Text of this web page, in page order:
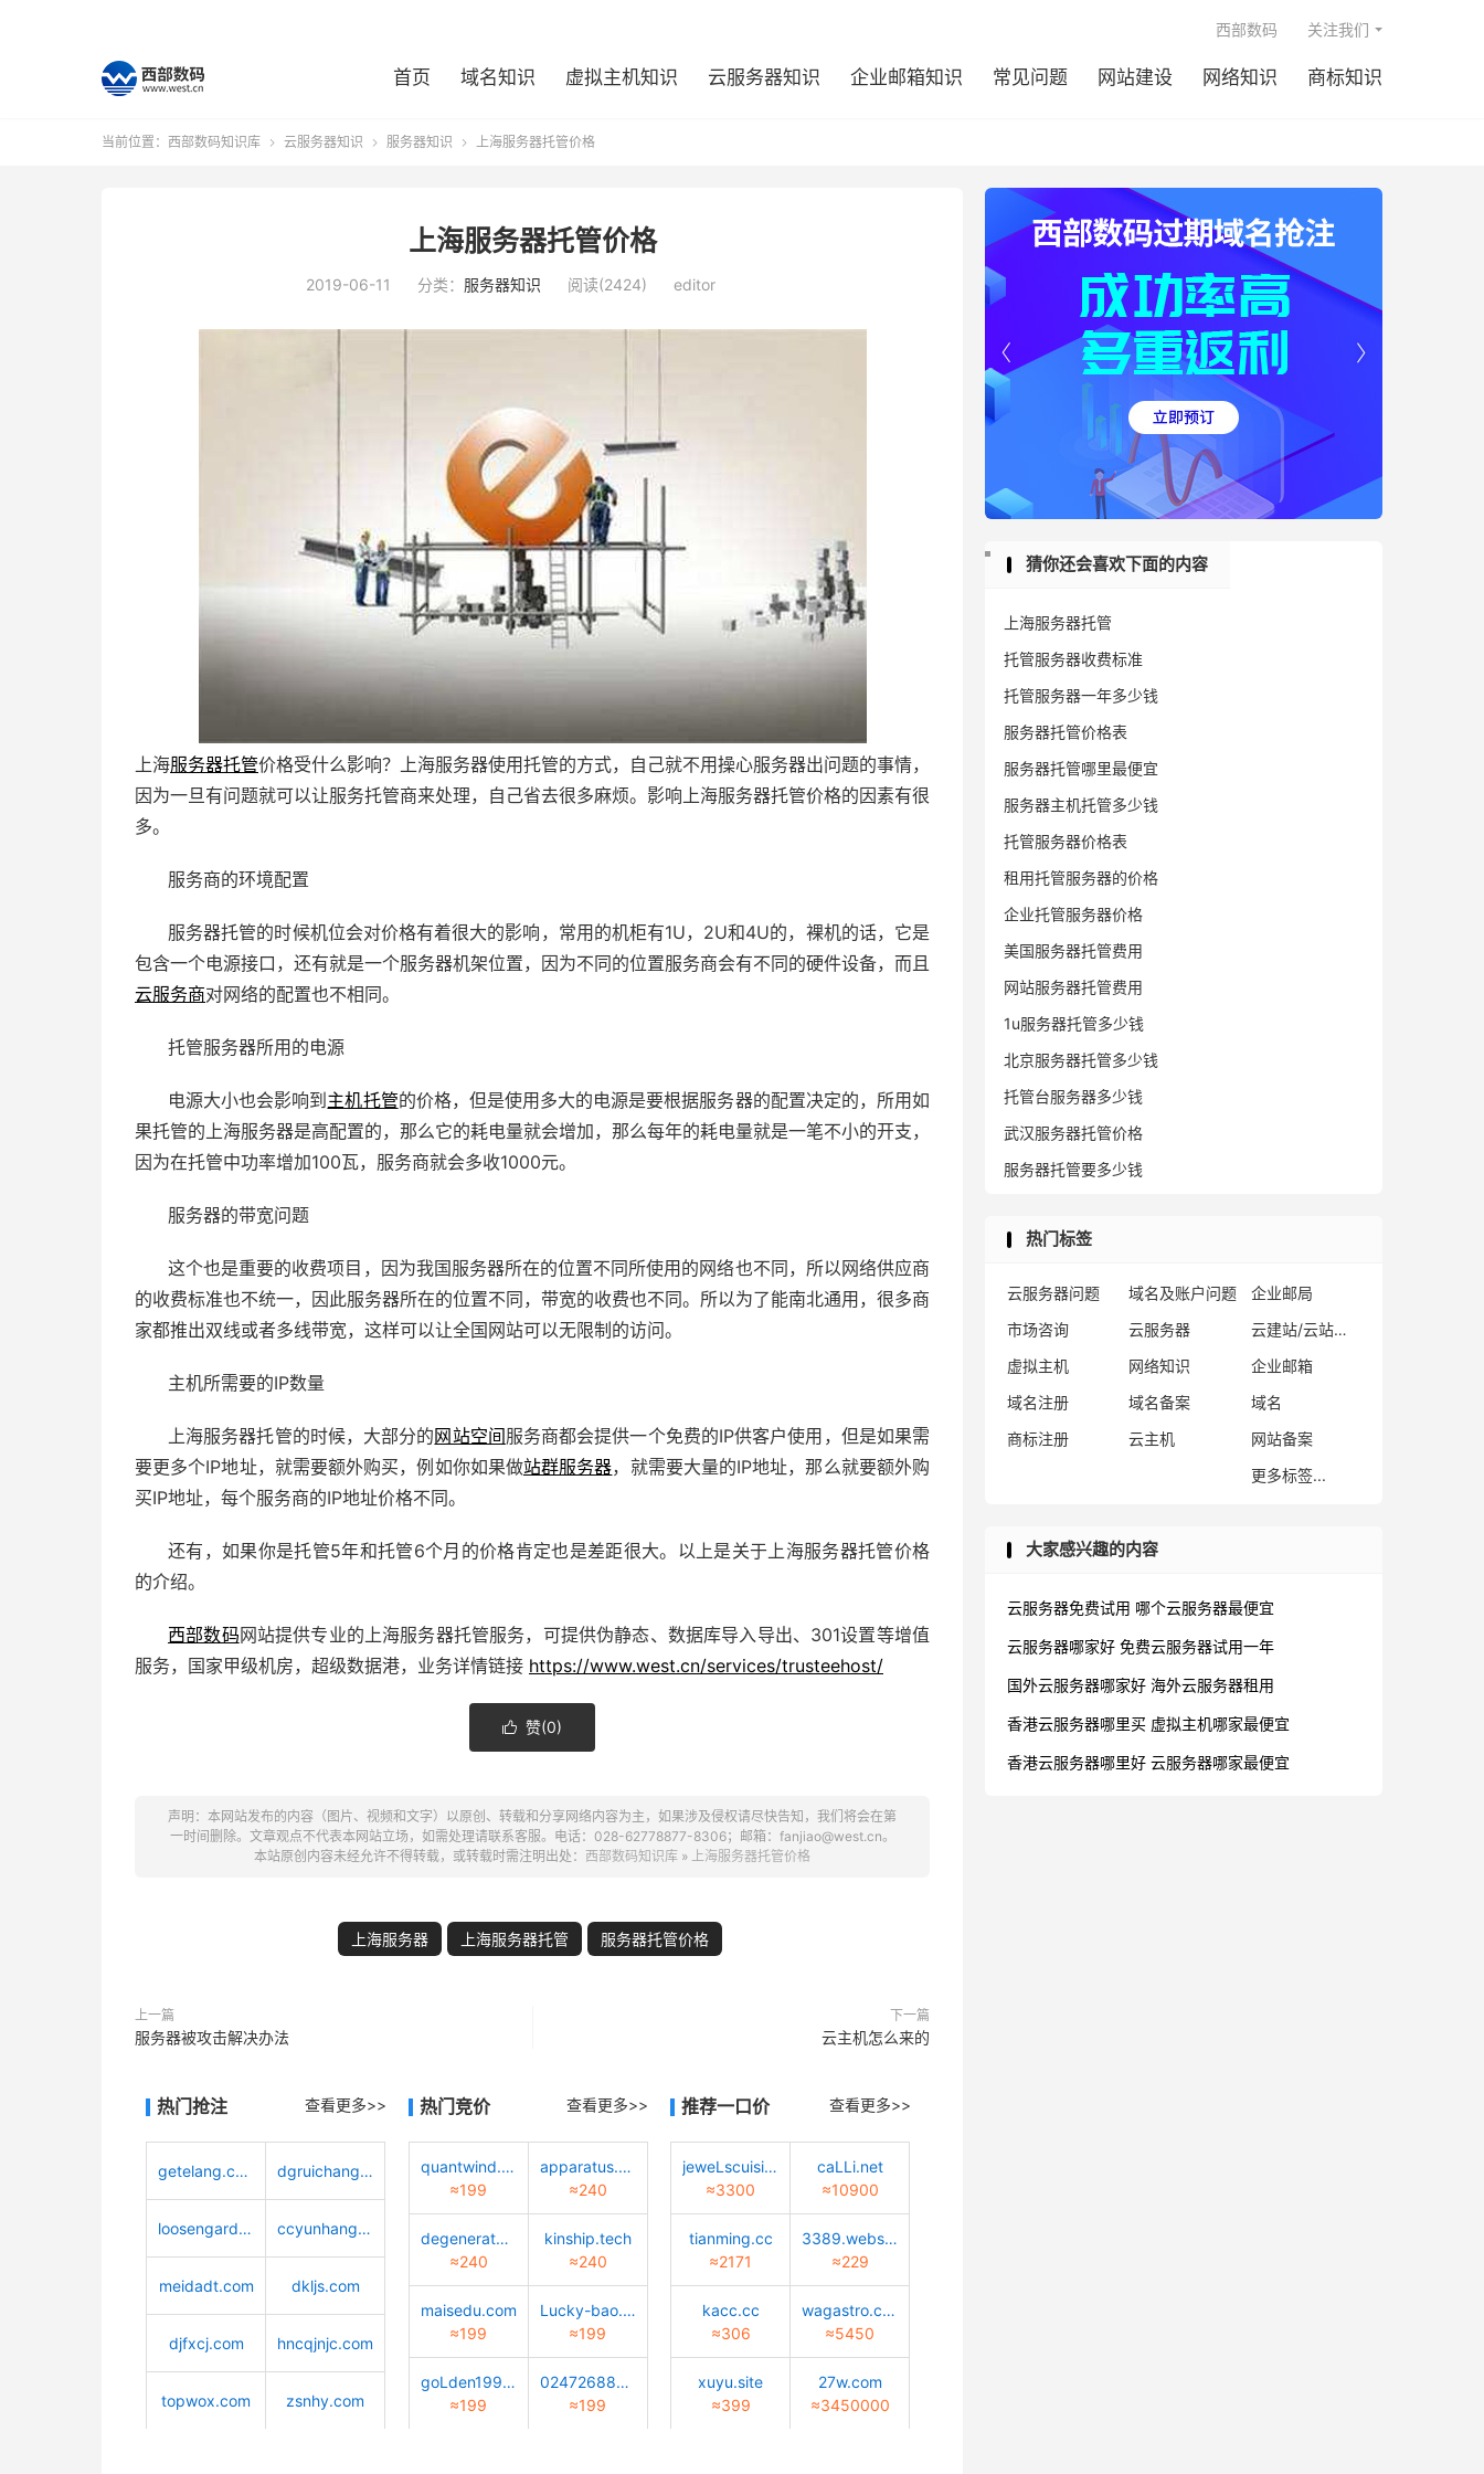
首页 域名知识 虚拟主机知识 云服务器知识 企业邮箱知识 常见问题 网站建设 网络知识 商标知识
西部数码 关注我们
当前位置： 西部数码知识库  云服务器知识  服务器知识  上海服务器托管价格
上海服务器托管价格
2019-06-11 分类： 服务器知识 阅读(2424) editor
上海服务器托管价格受什么影响？上海服务器使用托管的方式，自己就不用操心服务器出问题的事情，
因为一旦有问题就可以让服务托管商来处理，自己省去很多麻烦。影响上海服务器托管价格的因素有很
多。
服务商的环境配置
服务器托管的时候机位会对价格有着很大的影响，常用的机柜有1U，2U和4U的，裸机的话，它是
包含一个电源接口，还有就是一个服务器机架位置，因为不同的位置服务商会有不同的硬件设备，而且
云服务商对网络的配置也不相同。
托管服务器所用的电源
电源大小也会影响到 主机托管的价格，但是使用多大的电源是要根据服务器的配置决定的，所用如
果托管的上海服务器是高配置的，那么它的耗电量就会增加，那么每年的耗电量就是一笔不小的开支，
因为在托管中功率增加100瓦，服务商就会多收1000元。
服务器的带宽问题
这个也是重要的收费项目，因为我国服务器所在的位置不同所使用的网络也不同，所以网络供应商
的收费标准也不统一，因此服务器所在的位置不同，带宽的收费也不同。所以为了能南北通用，很多商
家都推出双线或者多线带宽，这样可以让全国网站可以无限制的访问。
主机所需要的IP数量
上海服务器托管的时候，大部分的网站空间服务商都会提供一个免费的IP供客户使用，但是如果需
要更多个IP地址，就需要额外购买，例如你如果做站群服务器，就需要大量的IP地址，那么就要额外购
买IP地址，每个服务商的IP地址价格不同。
还有，如果你是托管5年和托管6个月的价格肯定也是差距很大。以上是关于上海服务器托管价格
的介绍。
西部数码网站提供专业的上海服务器托管服务，可提供伪静态、数据库导入导出、301设置等增值
服务，国家甲级机房，超级数据港，业务详情链接 https://www.west.cn/services/trusteehost/
 赞(0)
声明：本网站发布的内容（图片、视频和文字）以原创、转载和分享网络内容为主，如果涉及侵权请尽快告知，我们将会在第
一时间删除。文章观点不代表本网站立场，如需处理请联系客服。电话：028-62778877-8306；邮箱：fanjiao@west.cn。
本站原创内容未经允许不得转载，或转载时需注明出处： 西部数码知识库 » 上海服务器托管价格
上海服务器 上海服务器托管 服务器托管价格
上一篇
服务器被攻击解决办法
下一篇
云主机怎么来的
热门抢注 查看更多>>
getelang.com dgruichang.com
loosengarden.com ccyunhang.com
meidadt.com dkljs.com
djfxcj.com hncqjnjc.com
topwox.com zsnhy.com
热门竞价 查看更多>>
quantwind.com
≈199
apparatus.tech
≈240
degenerate.tech
≈240
kinship.tech
≈240
maisedu.com
≈199
Lucky-bao.top
≈199
goLden1999.com
≈199
02472688888.com
≈199
推荐一口价 查看更多>>
jeweLscuisine.com
≈3300
caLLi.net
≈10900
tianming.cc
≈2171
3389.website
≈229
kacc.cc
≈306
wagastro.com
≈5450
xuyu.site
≈399
27w.com
≈3450000


猜你还会喜欢下面的内容
上海服务器托管
托管服务器收费标准
托管服务器一年多少钱
服务器托管价格表
服务器托管哪里最便宜
服务器主机托管多少钱
托管服务器价格表
租用托管服务器的价格
企业托管服务器价格
美国服务器托管费用
网站服务器托管费用
1u服务器托管多少钱
北京服务器托管多少钱
托管台服务器多少钱
武汉服务器托管价格
服务器托管要多少钱
热门标签
云服务器问题 域名及账户问题
企业邮局
市场咨询
云服务器
云建站/云站群/小程序
虚拟主机
网络知识
企业邮箱
域名注册
域名备案
域名
商标注册
云主机
网站备案
更多标签...
大家感兴趣的内容
云服务器免费试用 哪个云服务器最便宜
云服务器哪家好 免费云服务器试用一年
国外云服务器哪家好 海外云服务器租用
香港云服务器哪里买 虚拟主机哪家最便宜
香港云服务器哪里好 云服务器哪家最便宜